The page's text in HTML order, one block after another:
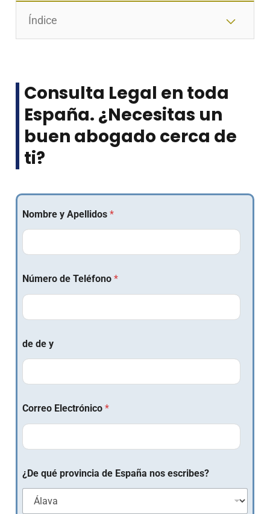
Índice
Consulta Legal en toda
España. ¿Necesitas un
buen abogado cerca de
ti?
Nombre y Apellidos *
Número de Teléfono *
de de y
Correo Electrónico *
¿De qué provincia de España nos escribes?